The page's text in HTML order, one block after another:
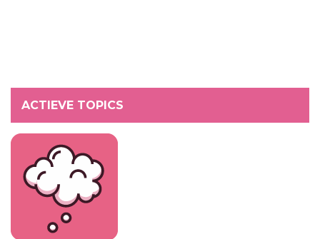
ACTIEVE TOPICS